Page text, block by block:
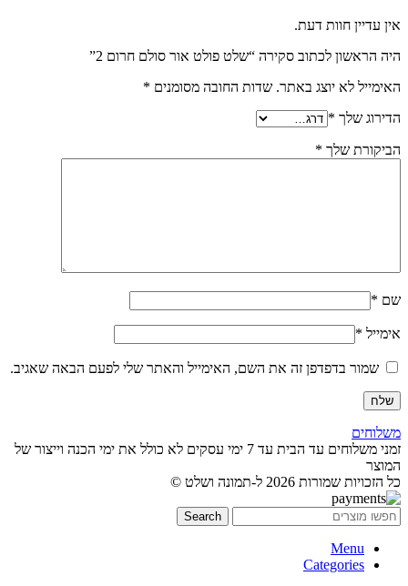
אין עדיין חוות דעת.
היה הראשון לכתוב סקירה “שלט פולט אור סולם חרום 2”
האימייל לא יוצג באתר. שדות החובה מסומנים *
הדירוג שלך *
הביקורת שלך *
שם *
אימייל *
שמור בדפדפן זה את השם, האימייל והאתר שלי לפעם הבאה שאגיב.
משלוחים
זמני משלוחים עד הבית עד 7 ימי עסקים לא כולל את ימי הכנה וייצור של
המוצר
כל הזכויות שמורות 2026 ל-תמונה ושלט ©
Search
Menu
Categories